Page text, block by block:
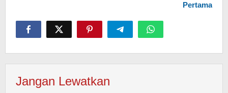
Pertama
Jangan Lewatkan